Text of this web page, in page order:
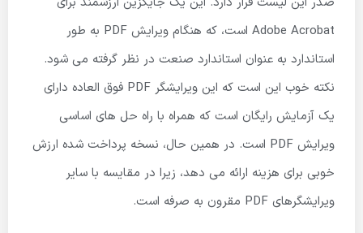
Adobe Acrobat است، که هنگام ویرایش PDF به طور
استاندارد به عنوان استاندارد صنعت در نظر گرفته می شود.
نکته خوب این است که این ویرایشگر PDF فوق العاده دارای
یک آزمایش رایگان است که همراه با راه حل های اساسی
ویرایش PDF است. در همین حال، نسخه پرداخت شده ارزش
خوبی برای هزینه ارائه می دهد، زیرا در مقایسه با سایر
ویرایشگرهای PDF مقرون به صرفه است.